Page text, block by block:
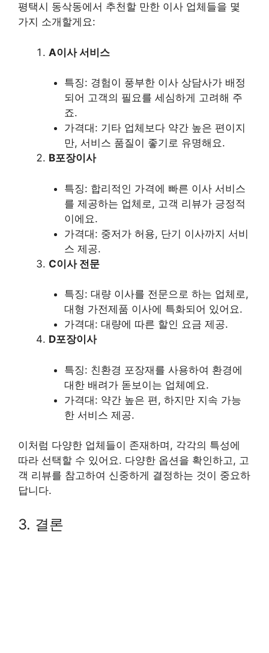
평택시 동삭동에서 추천할 만한 이사 업체들을 몇
가지 소개할게요:
A이사 서비스
특징: 경험이 풍부한 이사 상담사가 배정
되어 고객의 필요를 세심하게 고려해 주
죠.
가격대: 기타 업체보다 약간 높은 편이지
만, 서비스 품질이 좋기로 유명해요.
B포장이사
특징: 합리적인 가격에 빠른 이사 서비스
를 제공하는 업체로, 고객 리뷰가 긍정적
이에요.
가격대: 중저가 허용, 단기 이사까지 서비
스 제공.
C이사 전문
특징: 대량 이사를 전문으로 하는 업체로,
대형 가전제품 이사에 특화되어 있어요.
가격대: 대량에 따른 할인 요금 제공.
D포장이사
특징: 친환경 포장재를 사용하여 환경에
대한 배려가 돋보이는 업체예요.
가격대: 약간 높은 편, 하지만 지속 가능
한 서비스 제공.
이처럼 다양한 업체들이 존재하며, 각각의 특성에
따라 선택할 수 있어요. 다양한 옵션을 확인하고, 고
객 리뷰를 참고하여 신중하게 결정하는 것이 중요하
답니다.
3. 결론